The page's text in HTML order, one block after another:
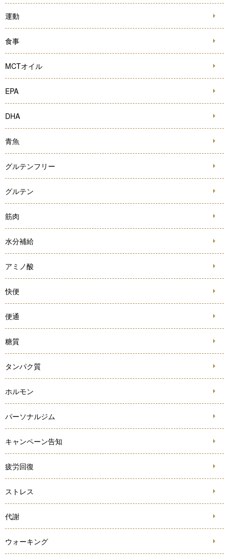
運動
食事
MCTオイル
EPA
DHA
青魚
グルテンフリー
グルテン
筋肉
水分補給
アミノ酸
快便
便通
糖質
タンパク質
ホルモン
パーソナルジム
キャンペーン告知
疲労回復
ストレス
代謝
ウォーキング